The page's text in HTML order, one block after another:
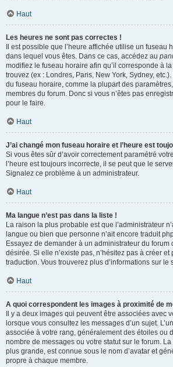
Haut
Les heures ne sont pas correctes !
Il est possible que l’heure affichée utilise un fuseau
dans lequel vous êtes. Dans ce cas, accédez au
modifiez le fuseau horaire afin qu’il corresponde à
trouvez (ex : Londres, Paris, New York, Sydney,
du fuseau horaire, comme la plupart des
membres du forum. Donc si vous n’êtes pas
pour le faire.
Haut
J’ai changé mon fuseau horaire et l’heure est
Si vous êtes sûr d’avoir correctement paramétré
l’heure est toujours incorrecte, il se peut que le
Signalez ce problème à un administrateur.
Haut
Ma langue n’est pas dans la liste !
La raison la plus probable est que l’administrateur
langue ou bien que personne n’ait encore traduit
Essayez de demander à un administrateur du forum
désirée. Si elle n’existe pas, n’hésitez pas à créer
traduction. Vous trouverez plus d’informations sur le
Haut
A quoi correspondent les images à proximité de
Il y a deux images qui peuvent être associées avec
lorsque vous consultez les messages d’un sujet.
associée à votre rang, généralement des étoiles ou
nombre de messages ou votre statut sur le forum.
plus grande, est connue sous le nom d’avatar et
propre à chaque membre.